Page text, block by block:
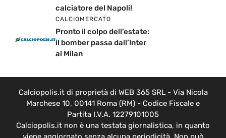
calciatore del Napoli!
CALCIOMERCATO
Pronto il colpo dell’estate:
il bomber passa dall’Inter
al Milan
Calciopolis.it di proprietà di WEB 365 SRL - Via Nicola
Marchese 10, 00141 Roma (RM) - Codice Fiscale e
Partita I.V.A. 12279101005
Calciopolis.it non è una testata giornalistica, in quanto